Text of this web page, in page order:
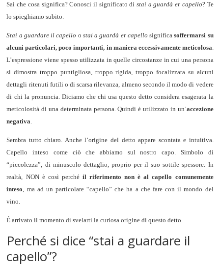
Sai che cosa significa? Conosci il significato distai a guardà er capello? Te
lo spieghiamo subito.
Stai a guardare il capello o stai a guardà er capello significasoffermarsi su
alcuni particolari, poco importanti, in maniera eccessivamente meticolosa.
L’espressione viene spesso utilizzata in quelle circostanze in cui una persona
si dimostra troppo puntigliosa, troppo rigida, troppo focalizzata su alcuni
dettagli ritenuti futili o di scarsa rilevanza, almeno secondo il modo di vedere
di chi la pronuncia. Diciamo che chi usa questo detto considera esagerata la
meticolosità di una determinata persona. Quindi è utilizzato in un’accezione
negativa.
Sembra tutto chiaro. Anche l’origine del detto appare scontata e intuitiva.
Capello inteso come ciò che abbiamo sul nostro capo. Simbolo di
“piccolezza”, di minuscolo dettaglio, proprio per il suo sottile spessore. In
realtà, NON è così perché il riferimento non è al capello comunemente
inteso, ma ad un particolare “capello” che ha a che fare con il mondo del
vino.
É arrivato il momento di svelarti la curiosa origine di questo detto.
Perché si dice “stai a guardare il
capello”?